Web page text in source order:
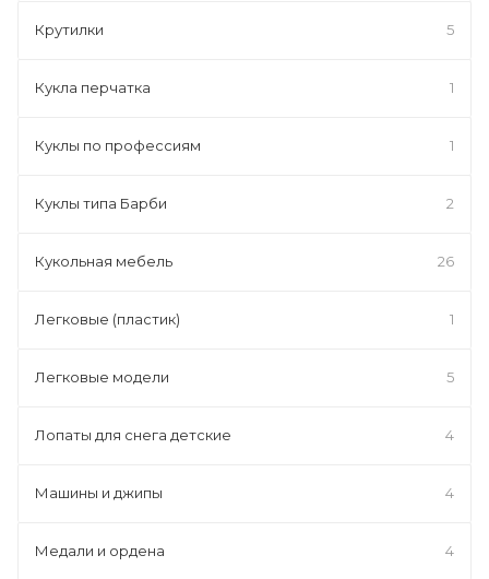
Крутилки 5
Кукла перчатка 1
Куклы по профессиям 1
Куклы типа Барби 2
Кукольная мебель 26
Легковые (пластик) 1
Легковые модели 5
Лопаты для снега детские 4
Машины и джипы 4
Медали и ордена 4